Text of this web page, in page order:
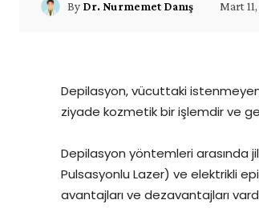
By Dr. Nurmemet Danış Mart
Depilasyon, vücuttaki
ziyade kozmetik bir işlemdir ve
Depilasyon yöntemleri arasında
Pulsasyonlu Lazer) ve elektrikli
avantajları ve dezavantajları